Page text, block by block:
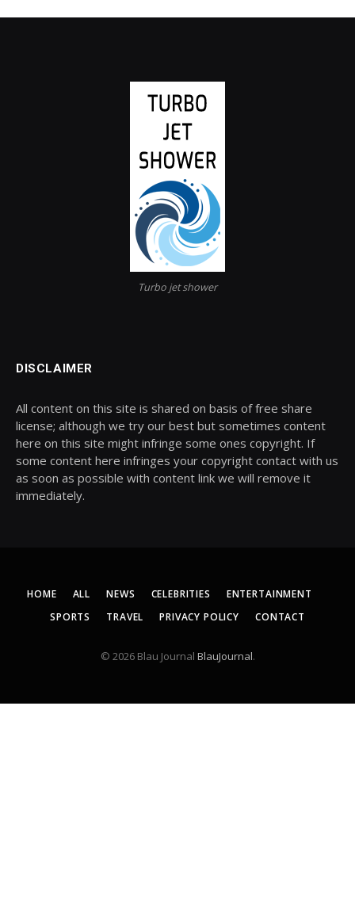
Turbo jet shower
DISCLAIMER
All content on this site is shared on basis of free share
license; although we try our best but sometimes content
here on this site might infringe some ones copyright. If
some content here infringes your copyright contact with us
as soon as possible with content link we will remove it
immediately.
HOME ALL NEWS CELEBRITIES
ENTERTAINMENT
SPORTS
TRAVEL PRIVACY POLICY CONTACT
© 2026 Blau Journal BlauJournal.